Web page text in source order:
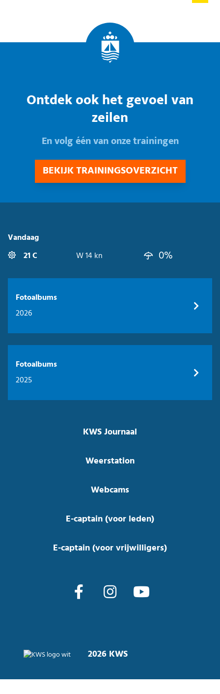
Ontdek ook het gevoel van
zeilen
En volg één van onze trainingen
BEKIJK TRAININGSOVERZICHT
Vandaag
21 C
W 14 kn 0%
Fotoalbums
2026
Fotoalbums
2025
KWS Journaal
Weerstation
Webcams
E-captain (voor leden)
E-captain (voor vrijwilligers)
2026 KWS